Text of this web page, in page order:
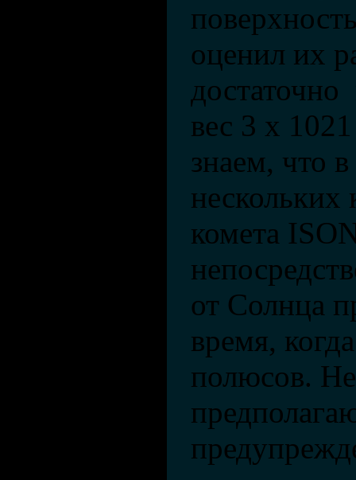
оценил их
вес 3 х
знаем, что
нескольких
комета
от Солнца
время,
полюсов.